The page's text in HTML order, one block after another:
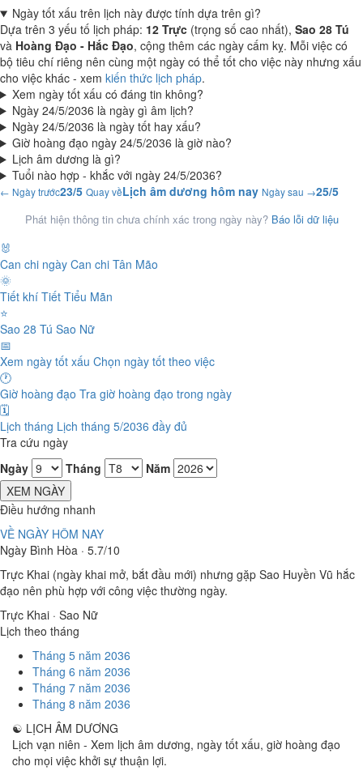
Ngày tốt xấu trên lịch này được tính dựa trên gì?
Dựa trên 3 yếu tố lịch pháp: 12 Trực (trọng số cao nhất), Sao 28 Tú
và Hoàng Đạo - Hắc Đạo, cộng thêm các ngày cấm kỵ. Mỗi việc có
bộ tiêu chí riêng nên cùng một ngày có thể tốt cho việc này nhưng xấu
cho việc khác - xem kiến thức lịch pháp.
Xem ngày tốt xấu có đáng tin không?
Ngày 24/5/2036 là ngày gì âm lịch?
Ngày 24/5/2036 là ngày tốt hay xấu?
Giờ hoàng đạo ngày 24/5/2036 là giờ nào?
Lịch âm dương là gì?
Tuổi nào hợp - khắc với ngày 24/5/2036?
← Ngày trước23/5 Quay vềLịch âm dương hôm nay Ngày sau →25/5
Phát hiện thông tin chưa chính xác trong ngày này? Báo lỗi dữ liệu
🐰
Can chi ngày Can chi Tân Mão
🌞
Tiết khí Tiết Tiểu Mãn
⭐
Sao 28 Tú Sao Nữ
📅
Xem ngày tốt xấu Chọn ngày tốt theo việc
🕐
Giờ hoàng đạo Tra giờ hoàng đạo trong ngày
🗓️
Lịch tháng Lịch tháng 5/2036 đầy đủ
Tra cứu ngày
Ngày
Tháng
Năm
XEM NGÀY
Điều hướng nhanh
VỀ NGÀY HÔM NAY
Ngày Bình Hòa · 5.7/10
Trực Khai (ngày khai mở, bắt đầu mới) nhưng gặp Sao Huyền Vũ hắc
đạo nên phù hợp với công việc thường ngày.
Trực Khai · Sao Nữ
Lịch theo tháng
Tháng 5 năm 2036
Tháng 6 năm 2036
Tháng 7 năm 2036
Tháng 8 năm 2036
☯ LỊCH ÂM DƯƠNG
Lịch vạn niên - Xem lịch âm dương, ngày tốt xấu, giờ hoàng đạo
cho mọi việc khởi sự thuận lợi.